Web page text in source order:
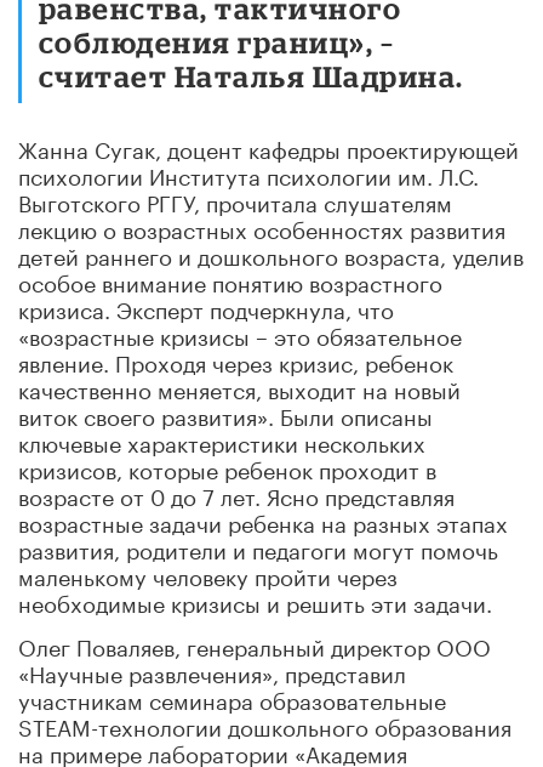
равенства, тактичного
соблюдения границ», –
считает Наталья Шадрина.
Жанна Сугак, доцент кафедры проектирующей
психологии Института психологии им. Л.С.
Выготского РГГУ, прочитала слушателям
лекцию о возрастных особенностях развития
детей раннего и дошкольного возраста, уделив
особое внимание понятию возрастного
кризиса. Эксперт подчеркнула, что
«возрастные кризисы – это обязательное
явление. Проходя через кризис, ребенок
качественно меняется, выходит на новый
виток своего развития». Были описаны
ключевые характеристики нескольких
кризисов, которые ребенок проходит в
возрасте от 0 до 7 лет. Ясно представляя
возрастные задачи ребенка на разных этапах
развития, родители и педагоги могут помочь
маленькому человеку пройти через
необходимые кризисы и решить эти задачи.
Олег Поваляев, генеральный директор ООО
«Научные развлечения», представил
участникам семинара образовательные
STEАM-технологии дошкольного образования
на примере лаборатории «Академия